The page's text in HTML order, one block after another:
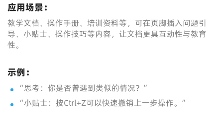
应用场景：
教学文档、操作手册、培训资料等，可在页脚插入问题引
导、小贴士、操作技巧等内容，让文档更具互动性与教育
性。
示例：
“思考：你是否曾遇到类似的情况？”
“小贴士：按Ctrl+Z可以快速撤销上一步操作。”